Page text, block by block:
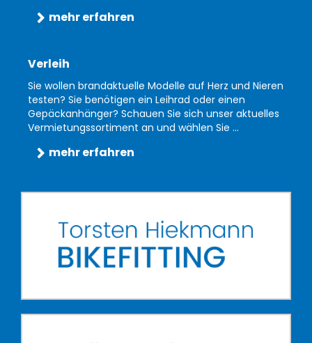
mehr erfahren
Verleih
Sie wollen brandaktuelle Modelle auf Herz und Nieren
testen? Sie benötigen ein Leihrad oder einen
Gepäckanhänger? Schauen Sie sich unser aktuelles
Vermietungssortiment an und wählen Sie ...
mehr erfahren